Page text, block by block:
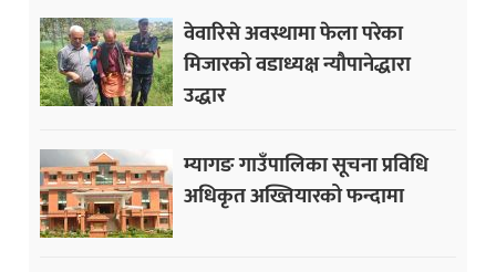
वेवारिसे अवस्थामा फेला परेका
मिजारको वडाध्यक्ष न्यौपानेद्धारा
उद्धार
म्यागङ गाउँपालिका सूचना प्रविधि
अधिकृत अख्तियारको फन्दामा